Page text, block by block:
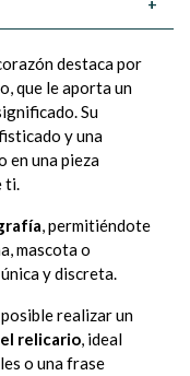
+
destaca por
que le aporta un
Su
y una
en una pieza
ti.
, permitiéndote
mascota o
y discreta.
realizar un
relicario, ideal
o una frase